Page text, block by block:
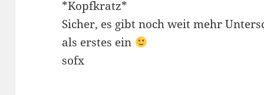
*Kopfkratz*
Sicher, es gibt noch weit mehr
als erstes ein
sofx